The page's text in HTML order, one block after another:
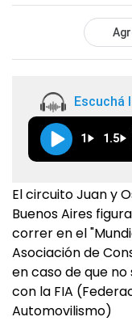
Escuchá
1 1.5
El circuito Juan y
Buenos Aires
correr en el
Asociación de
en caso de que
con la FIA
Automovilismo)